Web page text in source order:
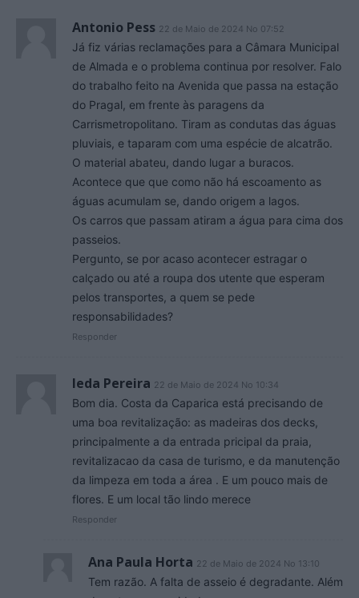
Antonio Pess 22 de Maio de 2024 No 07:52
Já fiz várias reclamações para a Câmara Municipal
de Almada e o problema continua por resolver. Falo
do trabalho feito na Avenida que passa na estação
do Pragal, em frente às paragens da
Carrismetropolitano. Tiram as condutas das águas
pluviais, e taparam com uma espécie de alcatrão.
O material abateu, dando lugar a buracos.
Acontece que que como não há escoamento as
águas acumulam se, dando origem a lagos.
Os carros que passam atiram a água para cima dos
passeios.
Pergunto, se por acaso acontecer estragar o
calçado ou até a roupa dos utente que esperam
pelos transportes, a quem se pede
responsabilidades?
Responder
Ieda Pereira 22 de Maio de 2024 No 10:34
Bom dia. Costa da Caparica está precisando de
uma boa revitalização: as madeiras dos decks,
principalmente a da entrada pricipal da praia,
revitalizacao da casa de turismo, e da manutenção
da limpeza em toda a área . E um pouco mais de
flores. E um local tão lindo merece
Responder
Ana Paula Horta 22 de Maio de 2024 No 13:10
Tem razão. A falta de asseio é degradante. Além